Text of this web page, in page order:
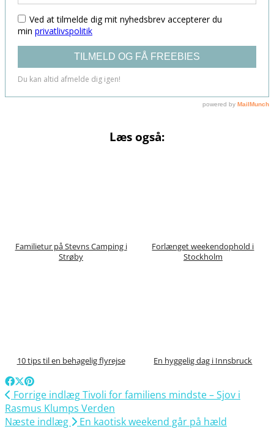
Læs også:
Familietur på Stevns Camping i
Strøby
Forlænget weekendophold i
Stockholm
10 tips til en behagelig flyrejse En hyggelig dag i Innsbruck
Forrige indlægTivoli for familiens mindste – Sjov i
Rasmus Klumps Verden
Næste indlæg
En kaotisk weekend går på hæld